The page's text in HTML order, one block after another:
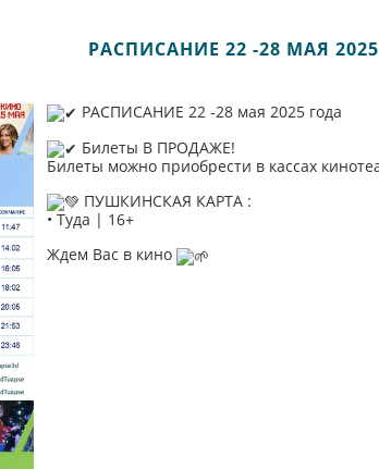
РАСПИСАНИЕ 22 -28 МАЯ
РАСПИСАНИЕ 22 -28 мая 2025 года
Билеты В ПРОДАЖЕ!
Билеты можно приобрести в кассах
ПУШКИНСКАЯ КАРТА :
• Туда | 16+
Ждем Вас в кино